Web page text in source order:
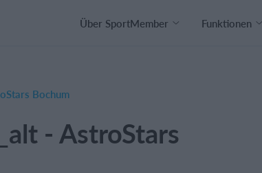
Über SportMember Funktionen
Bochum
- AstroStars